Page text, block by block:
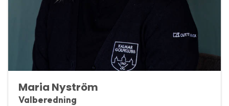
Maria Nyström
Valberedning